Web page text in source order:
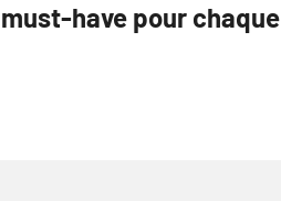
have pour chaque